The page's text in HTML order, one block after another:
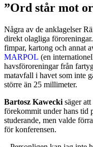
”Ord står mot
Några av de anklagelser
direkt olagliga
fimpar, kartong och annat
MARPOL (en
havsföroreningar från
matavfall i havet som inte
större än 25 millimeter.
Bartosz Kawecki säger
förekommit under hans tid
studerande, men valde
för konferensen.